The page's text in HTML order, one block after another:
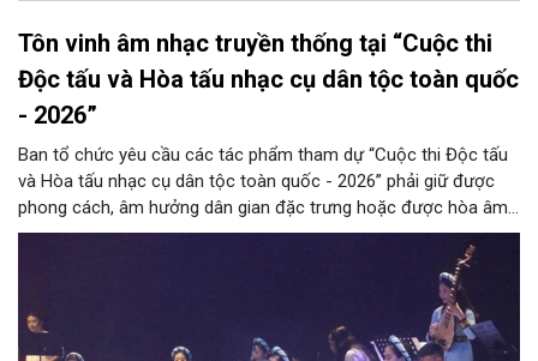
Tôn vinh âm nhạc truyền thống tại “Cuộc thi
Độc tấu và Hòa tấu nhạc cụ dân tộc toàn quốc
- 2026”
Ban tổ chức yêu cầu các tác phẩm tham dự “Cuộc thi Độc tấu
và Hòa tấu nhạc cụ dân tộc toàn quốc - 2026” phải giữ được
phong cách, âm hưởng dân gian đặc trưng hoặc được hòa âm,
phối khí mới trên nền tảng làn điệu âm nhạc truyền thống Việt
Nam, đồng thời phải được trình diễn trực tiếp bằng nhạc cụ dân